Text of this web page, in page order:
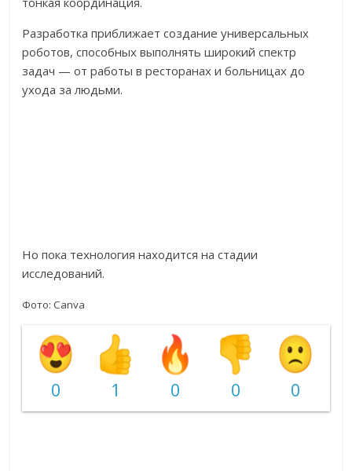
Разработка приближает создание универсальных
роботов, способных выполнять широкий спектр
задач — от работы в ресторанах и больницах до
ухода за людьми.
Но пока технология находится на стадии
исследований.
Фото: Canva
0 1 0 0 0